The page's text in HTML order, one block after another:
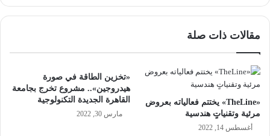
فنتشرز»
مقالات ذات صلة
«TheLine» يختتم فعالياته بعروض
مرئية وتقنياتٍ هندسية
أغسطس 14, 2022
«تخزين الطاقة في صورة
هيدروجين».. مشروع تخرج بجامعة
القاهرة الجديدة التكنولوجية
مارس 30, 2022